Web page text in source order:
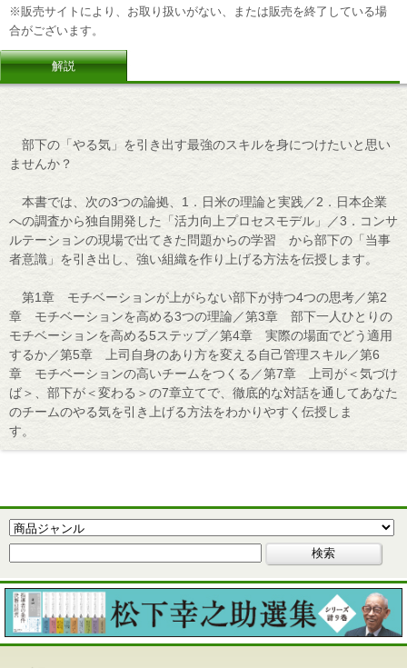
※販売サイトにより、お取り扱いがない、または販売を終了している場
合がございます。
解説
部下の「やる気」を引き出す最強のスキルを身につけたいと思い
ませんか？
本書では、次の3つの論拠、1．日米の理論と実践／2．日本企業
への調査から独自開発した「活力向上プロセスモデル」／3．コンサ
ルテーションの現場で出てきた問題からの学習 から部下の「当事
者意識」を引き出し、強い組織を作り上げる方法を伝授します。
第1章 モチベーションが上がらない部下が持つ4つの思考／第2
章 モチベーションを高める3つの理論／第3章 部下一人ひとりの
モチベーションを高める5ステップ／第4章 実際の場面でどう適用
するか／第5章 上司自身のあり方を変える自己管理スキル／第6
章 モチベーションの高いチームをつくる／第7章 上司が＜気づけ
ば＞、部下が＜変わる＞の7章立てで、徹底的な対話を通してあなた
のチームのやる気を引き上げる方法をわかりやすく伝授しま
す。